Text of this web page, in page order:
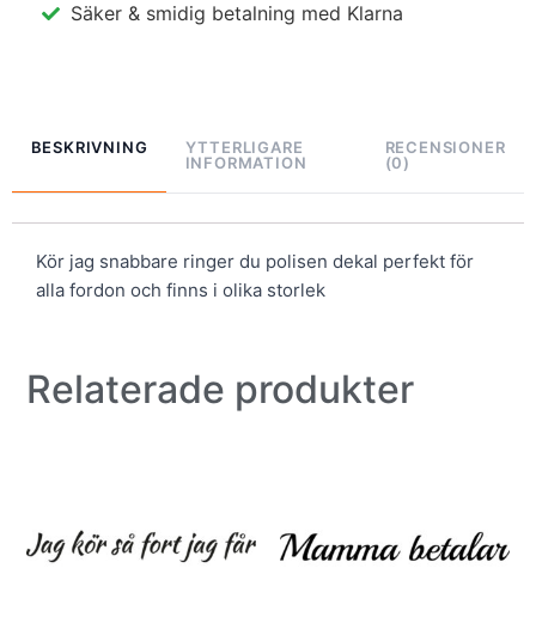
Säker & smidig betalning med Klarna
BESKRIVNING
YTTERLIGARE
INFORMATION
RECENSIONER
(0)
Kör jag snabbare ringer du polisen dekal perfekt för
alla fordon och finns i olika storlek
Relaterade produkter